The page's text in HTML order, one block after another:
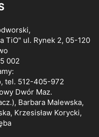
TiO" ul. Rynek 2, 05-120
002
, tel. 512-405-972
Dwór Maz.
Barbara Malewska,
Krzesisław Korycki,